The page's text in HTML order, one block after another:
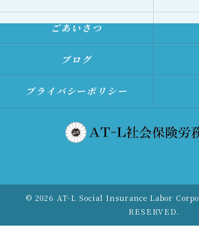
ごあいさつ
ブログ
プライバシーポリシー
© 2026 AT-L Social Insurance Labor
RESERVED.